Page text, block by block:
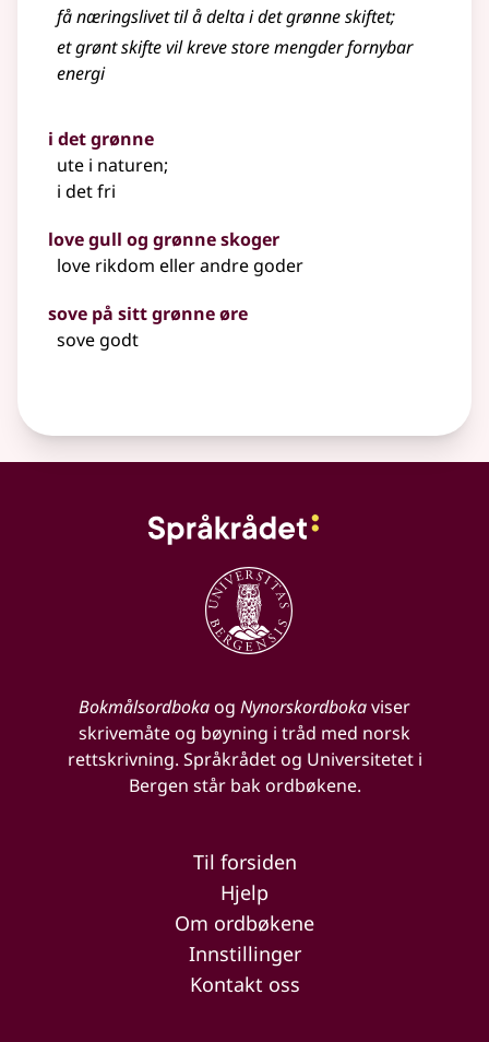
få næringslivet til å delta i det grønne skiftet;
et grønt skifte vil kreve store mengder fornybar
energi
i det grønne
ute i naturen;
i det fri
love gull og grønne skoger
love rikdom eller andre goder
sove på sitt grønne øre
sove godt
Bokmålsordbokaog Nynorskordbokaviser
skrivemåte og bøyning i tråd med norsk
rettskrivning. Språkrådet og Universitetet i
Bergen står bak ordbøkene.
Til forsiden
Hjelp
Om ordbøkene
Innstillinger
Kontakt oss